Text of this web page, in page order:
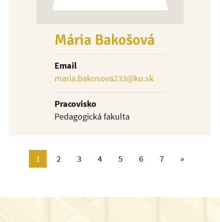
Mária Bakošová
Email
maria.bakosova233@ku.sk
Pracovisko
Pedagogická fakulta
»
1 2 3 4 5 6 7